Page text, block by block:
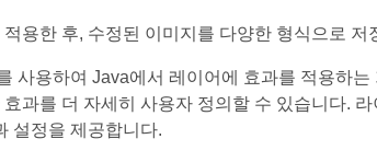
용한 후, 수정된 이미지를 다양한 형식으로 저
사용하여 Java에서 레이어에 효과를 적용하
과를 더 자세히 사용자 정의할 수 있습니다.
설정을 제공합니다.